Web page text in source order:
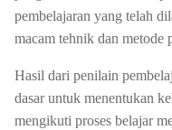
pembelajaran yang telah
macam tehnik dan metode
Hasil dari penilain
dasar untuk menentukan
mengikuti proses belajar